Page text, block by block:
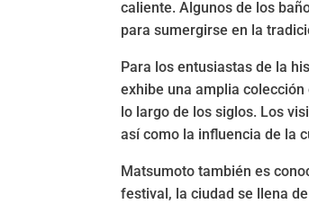
caliente. Algunos de los
para sumergirse en la
Para los entusiastas de la
exhibe una amplia
lo largo de los siglos. Los
así como la influencia de la
Matsumoto también es
festival, la ciudad se llena